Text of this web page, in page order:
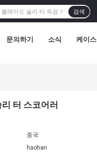
검색
문의하기 소식 케이스
터 스코어러
중국
haohan